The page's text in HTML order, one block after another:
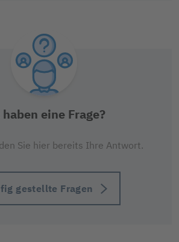
haben eine Frage?
Sie hier bereits Ihre Antwort.
gestellte Fragen